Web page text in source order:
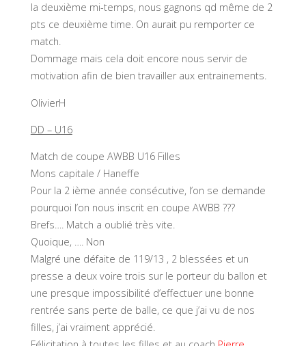
la deuxième mi-temps, nous gagnons qd même de 2
pts ce deuxième time. On aurait pu remporter ce
match.
Dommage mais cela doit encore nous servir de
motivation afin de bien travailler aux entrainements.
OlivierH
DD – U16
Match de coupe AWBB U16 Filles
Mons capitale / Haneffe
Pour la 2 ième année consécutive, l’on se demande
pourquoi l’on nous inscrit en coupe AWBB ???
Brefs…. Match a oublié très vite.
Quoique, …. Non
Malgré une défaite de 119/13 , 2 blessées et un
presse a deux voire trois sur le porteur du ballon et
une presque impossibilité d’effectuer une bonne
rentrée sans perte de balle, ce que j’ai vu de nos
filles, j’ai vraiment apprécié.